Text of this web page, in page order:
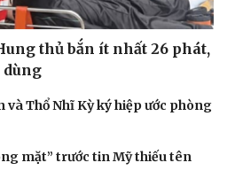
thủ bắn ít nhất 26 phát,
dùng
và Thổ Nhĩ Kỳ ký hiệp ước phòng
mặt” trước tin Mỹ thiếu tên